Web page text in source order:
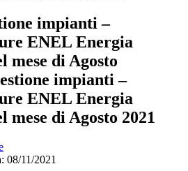
impianti –
ENEL Energia
mese di Agosto
impianti –
ENEL Energia
mese di Agosto 2021
08/11/2021